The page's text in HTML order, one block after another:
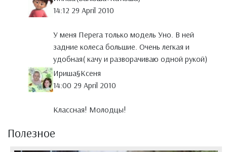
14:12 29 April 2010
У меня Перега только модель Уно. В ней
задние колеса большие. Очень легкая и
удобная( качу и разворачиваю одной рукой)
Ириша§Ксеня
14:00 29 April 2010
Классная! Молодцы!
Полезное